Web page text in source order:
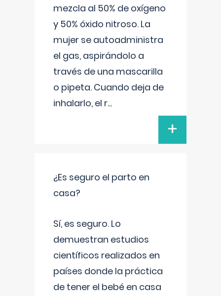
mezcla al 50% de oxígeno
y 50% óxido nitroso. La
mujer se autoadministra
el gas, aspirándolo a
través de una mascarilla
o pipeta. Cuando deja de
inhalarlo, el r...
+
¿Es seguro el parto en
casa?
Sí, es seguro. Lo
demuestran estudios
científicos realizados en
países donde la práctica
de tener el bebé en casa